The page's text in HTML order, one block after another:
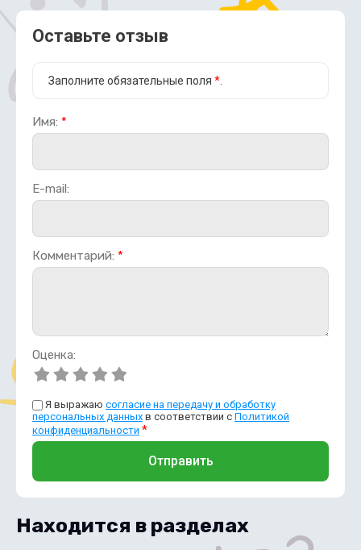
Оставьте отзыв
Заполните обязательные поля *
Имя: *
E-mail:
Комментарий: *
Оценка:
Я выражаю согласие на передачу и обработку
персональных данных в соответствии с Политикой
конфиденциальности *
Отправить
Находится в разделах